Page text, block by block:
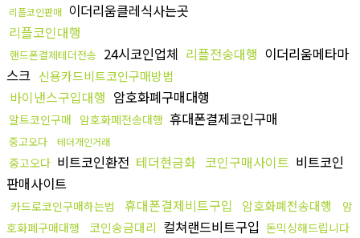
리플코인판매 이더리움클레식사는곳
리플코인대행
핸드폰결제테더전송 24시코인업체 리플전송대행 이더리움메타마
스크 신용카드비트코인구매방법
바이낸스구입대행 암호화폐구매대행
알트코인구매 암호화폐전송대행 휴대폰결제코인구매
중고오다 테더개인거래
중고오다 비트코인환전 테더현금화 코인구매사이트 비트코인
판매사이트
카드로코인구매하는법 휴대폰결제비트구입 암호화폐전송대행
암
호화폐구매대행
코인송금대리 컬쳐랜드비트구입 돈믹싱해드립니다